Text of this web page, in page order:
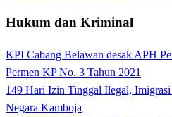
Hukum dan Kriminal
KPI Cabang Belawan desak APH
Permen KP No. 3 Tahun 2021
149 Hari Izin Tinggal Ilegal,
Negara Kamboja